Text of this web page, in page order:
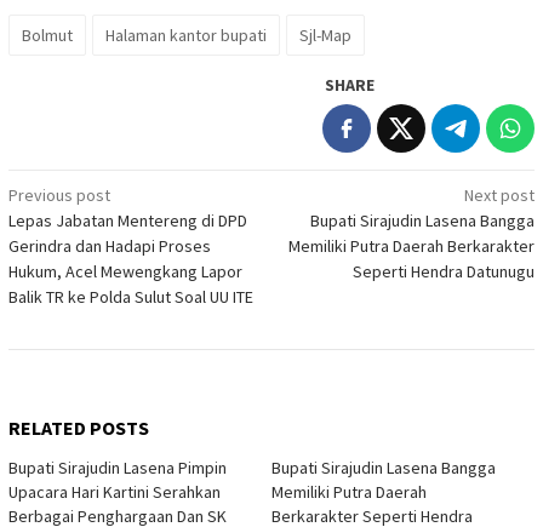
Bolmut Halaman kantor bupati Sjl-Map
SHARE
Post
navigation
Previous post
Lepas Jabatan Mentereng di DPD
Gerindra dan Hadapi Proses
Hukum, Acel Mewengkang Lapor
Balik TR ke Polda Sulut Soal UU ITE
Next post
Bupati Sirajudin Lasena Bangga
Memiliki Putra Daerah Berkarakter
Seperti Hendra Datunugu
RELATED POSTS
Bupati Sirajudin Lasena Pimpin
Upacara Hari Kartini Serahkan
Berbagai Penghargaan Dan SK
Bupati Sirajudin Lasena Bangga
Memiliki Putra Daerah
Berkarakter Seperti Hendra